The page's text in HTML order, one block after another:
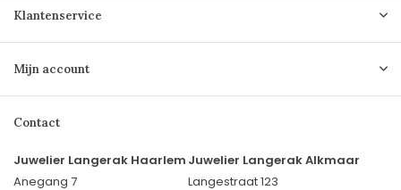
Klantenservice
Mijn account
Contact
Juwelier Langerak Haarlem
Anegang 7
Juwelier Langerak Alkmaar
Langestraat 123